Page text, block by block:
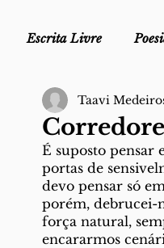
Escrita Livre
Mergulho Profilático -
Mais Uma da Nova Escola
Sob Segredo de
Taavi
É suposto pensar
portas de
devo pensar só
porém, debrucei-
força natural,
encararmos